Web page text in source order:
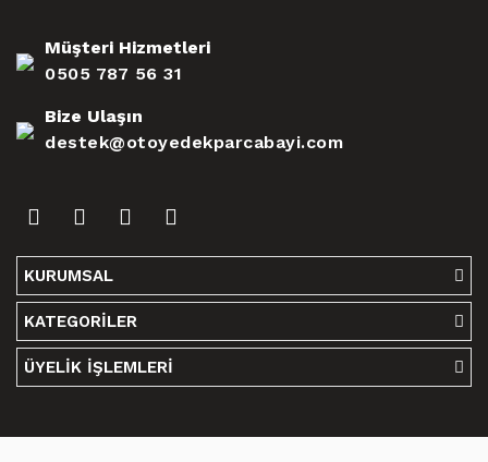
Müşteri Hizmetleri
0505 787 56 31
Bize Ulaşın
destek@otoyedekparcabayi.com
KURUMSAL
KATEGORİLER
ÜYELİK İŞLEMLERİ